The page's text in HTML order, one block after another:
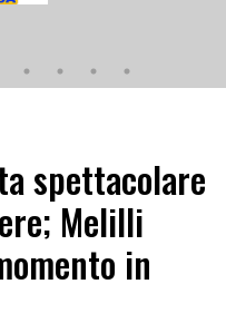
spettacolare
Melilli
in